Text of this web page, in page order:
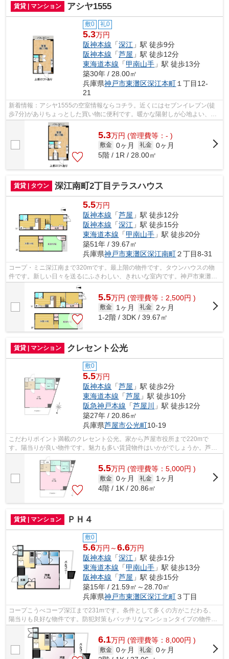
賃貸 | マンション アシヤ1555
敷0 礼0
5.3万円
阪神本線 「深江 」駅 徒歩9分
阪神本線 「芦屋 」駅 徒歩12分
東海道本線 「甲南山手 」駅 徒歩13分
築30年 / 28.00㎡
兵庫県神戸市東灘区深江本町１丁目12-
21
新着情報：アシヤ1555の空室情報ならコチラ。近くにはセブンイレブン(徒
歩7分)がありちょっとした買い物に便利です。暖かな陽射しが心地よい、明
るい室内の物件となっています。多くの...
5.3万円 (管理費等：- )
敷金 0ヶ月 礼金 0ヶ月
5階 / 1R / 28.00㎡
賃貸 | タウン 深江南町2丁目テラスハウス
5.5万円
阪神本線 「芦屋 」駅 徒歩12分
阪神本線 「深江 」駅 徒歩15分
東海道本線 「甲南山手 」駅 徒歩20分
築51年 / 39.67㎡
兵庫県神戸市東灘区深江南町２丁目8-31
コープ・ミニ深江南まで320mです。最上階の物件です。タウンハウスの物
件です。新しい日々を送るにふさわしい、きれいな室内です。神戸市東灘区
エリアにある賃貸情報のことなら、地域...
5.5万円 (管理費等：2,500円 )
敷金 1ヶ月 礼金
2ヶ月
1-2階 / 3DK / 39.67㎡
賃貸 | マンション クレセント公光
敷0
5.5万円
阪神本線 「芦屋 」駅 徒歩2分
東海道本線 「芦屋 」駅 徒歩10分
阪急神戸本線 「芦屋川
」駅 徒歩12分
築27年 / 20.86㎡
兵庫県芦屋市公光町10-19
こだわりポイント満載のクレセント公光。家から芦屋市役所まで220mで
す。陽当りが良い物件です。魅力も多い賃貸物件はいかがでしょうか。芦屋
市エリアにある賃貸情報のことなら、地域...
5.5万円 (管理費等：5,000円 )
敷金 0ヶ月 礼金
1ヶ月
4階 / 1K / 20.86㎡
賃貸 | マンション ＰＨ４
敷0
5.6万円～6.6万円
阪神本線 「深江 」駅 徒歩1分
東海道本線 「甲南山手 」駅 徒歩13分
阪神本線 「芦屋 」駅 徒歩15分
築15年 / 21.59㎡～28.70㎡
兵庫県神戸市東灘区深江北町３丁目
コープこうべコープ深江まで231mです。条件として多くの方がこだわる、
陽当りも良好な物件です。防犯対策もバッチリなマンションタイプの物件で
す。新しい日々を送るにふさわしい、き...
6.1万円 (管理費等：8,000円 )
敷金 0ヶ月 礼金 0ヶ月